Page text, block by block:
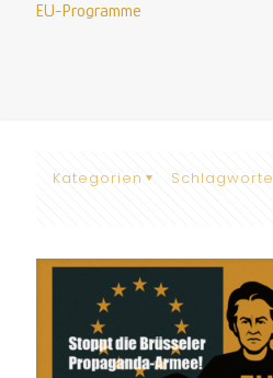
EU-Programme
Kategorien Schlagworte